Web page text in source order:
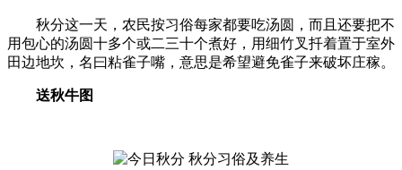
秋分这一天，农民按习俗每家都要吃汤圆，而且还要把不
用包心的汤圆十多个或二三十个煮好，用细竹叉扦着置于室外
田边地坎，名曰粘雀子嘴，意思是希望避免雀子来破坏庄稼。
送秋牛图